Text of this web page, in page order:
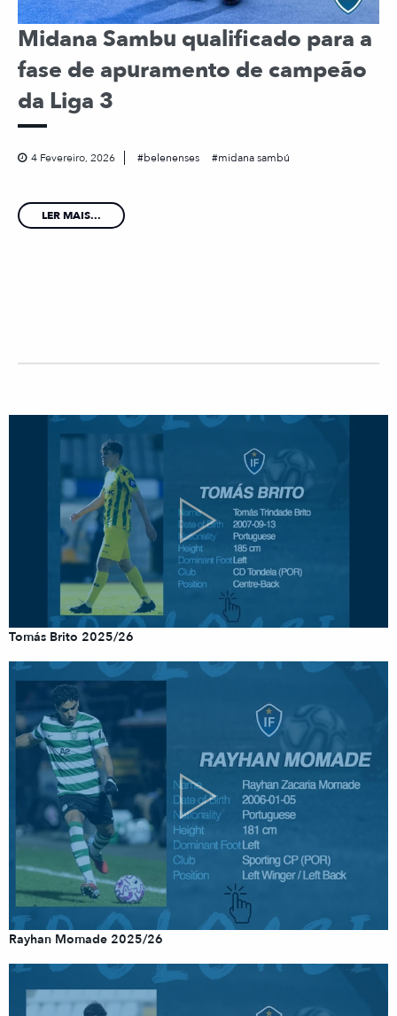
Midana Sambu qualificado para a
fase de apuramento de campeão
da Liga 3
4 Fevereiro, 2026 belenenses midana sambú
LER MAIS...
Tomás Brito 2025/26
Rayhan Momade 2025/26